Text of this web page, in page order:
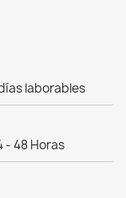
laborables
- 48 Horas